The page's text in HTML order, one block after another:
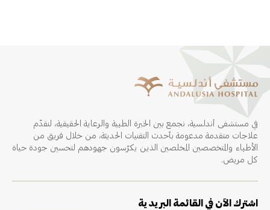
في مستشفى أندلسية، نجمع بين الخبرة الطبية والرعاية الحقيقية، لنقدّم
علاجات متقدمة مدعومة بأحدث التقنيات الحديثة، من خلال فريق من
الأطباء والمتخصصين المخلصين الذين يكرّسون جهودهم لتحسين جودة حياة
كل مريض.
اشترك الآن في القائمة البريدية